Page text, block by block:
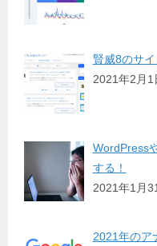
賢威8のサ
2021年2月1
WordPress
する！
2021年1月
2021年のア